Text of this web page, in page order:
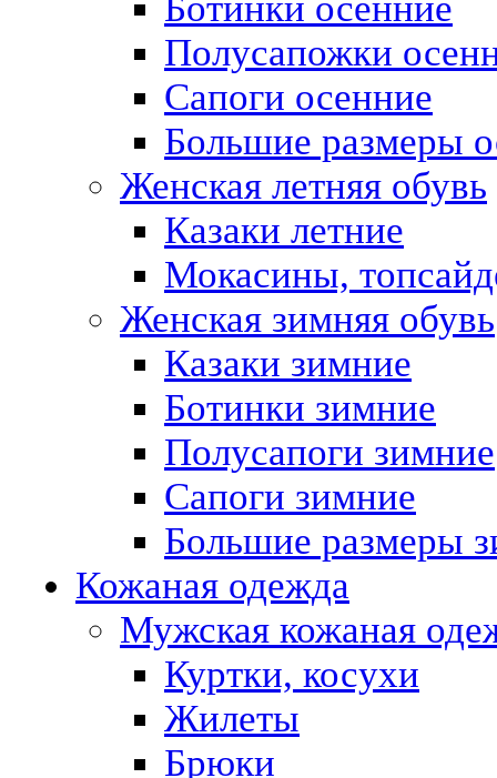
Полусапожки
Сапоги осенние
Большие размеры
Женская летняя обувь
Казаки летние
Мокасины,
Женская зимняя обувь
Казаки зимние
Ботинки зимние
Полусапоги зимние
Сапоги зимние
Большие размеры
Кожаная одежда
Мужская кожаная
Куртки, косухи
Жилеты
Брюки